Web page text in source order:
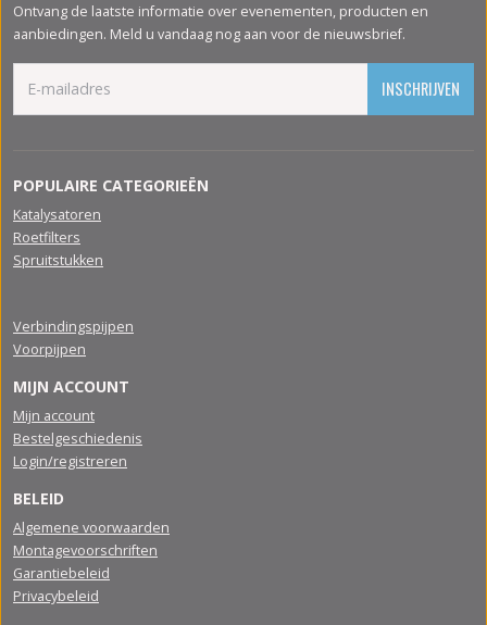
Ontvang de laatste informatie over evenementen, producten en
aanbiedingen. Meld u vandaag nog aan voor de nieuwsbrief.
INSCHRIJVEN
POPULAIRE CATEGORIEËN
Katalysatoren
Roetfilters
Spruitstukken
Verbindingspijpen
Voorpijpen
MIJN ACCOUNT
Mijn account
Bestelgeschiedenis
Login/registreren
BELEID
Algemene voorwaarden
Montagevoorschriften
Garantiebeleid
Privacybeleid